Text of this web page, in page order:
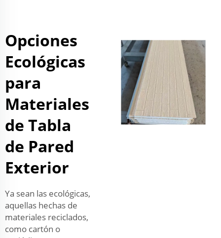
Opciones
Ecológicas
para
Materiales
de Tabla
de Pared
Exterior
Ya sean las ecológicas,
aquellas hechas de
materiales reciclados,
como cartón o